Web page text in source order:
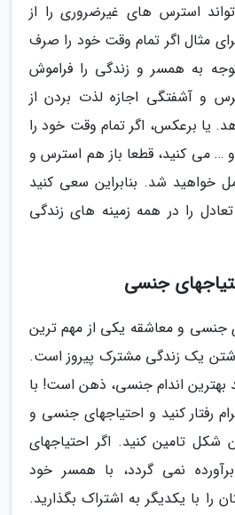
استرس های غیرضروری را از
مثال اگر تمام وقت خود را صرف
به همسر و زندگی را فراموش
و آشفتگی اجازه لذت بردن از
یا برعکس، اگر تمام وقت خود را
می کنید، قطعا باز هم استرس و
خواهید شد. بنابراین سعی کنید
را در همه زمینه های زندگی
جنسی و معاشقه یکی از مهم ترین
یک زندگی مشترک پیروز است.
اندام جنسی، ذهن است! با
رفتار کنید و احتیاجهای جنسی و
شکل تامین کنید. اگر احتیاجهای
نمی گردد، با همسر خود
را با یکدیگر به اشتراک بگذارید.